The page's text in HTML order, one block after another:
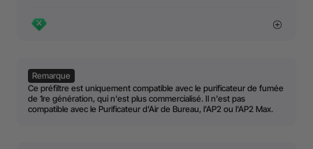
Remarque
Ce préfiltre est uniquement compatible avec le purificateur de fumée
de 1re génération, qui n'est plus commercialisé. Il n'est pas
compatible avec le Purificateur d'Air de Bureau, l'AP2 ou l'AP2 Max.